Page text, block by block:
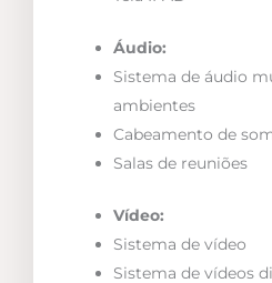
Áudio:
Sistema de áudio
ambientes
Cabeamento de
Salas de reuniões
Vídeo:
Sistema de vídeo
Sistema de vídeos